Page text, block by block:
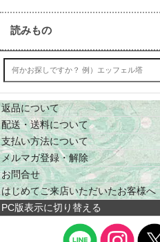
読みもの
返品について
配送・送料について
支払い方法について
メルマガ登録・解除
お問合せ
はじめてご来店いただいたお客様へ
PC版表示に切り替える